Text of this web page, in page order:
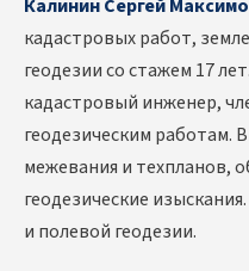
Калинин Сергей
кадастровых работ,
геодезии со стажем 17
кадастровый инженер,
геодезическим работам.
межевания и техпланов,
геодезические
и полевой геодезии.